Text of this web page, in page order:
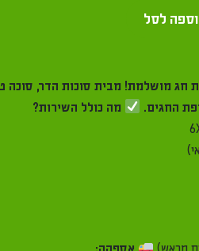
מבית סוכות הדר, סוכה טלסקופית
מה כולל השירות?